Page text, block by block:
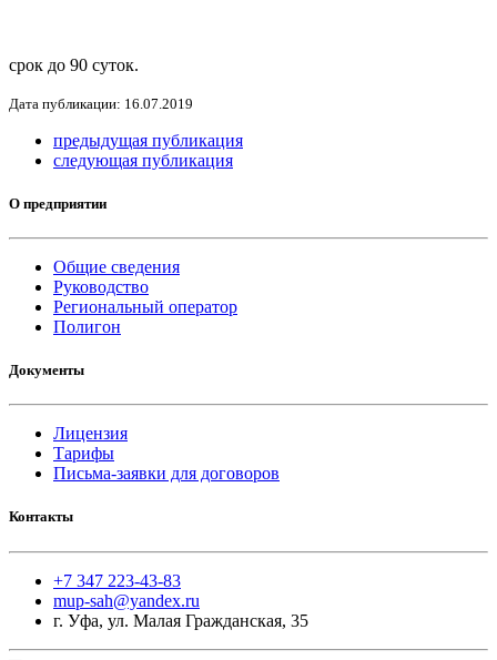
срок до 90 суток.
Дата публикации: 16.07.2019
предыдущая публикация
следующая публикация
О предприятии
Общие сведения
Руководство
Региональный оператор
Полигон
Документы
Лицензия
Тарифы
Письма-заявки для договоров
Контакты
+7 347 223-43-83
mup-sah@yandex.ru
г. Уфа, ул. Малая Гражданская, 35